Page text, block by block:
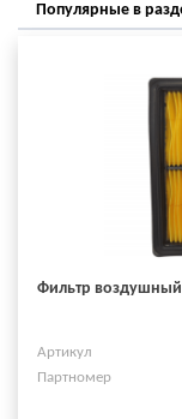
Популярные в
Фильтр воздушный
Артикул
Партномер